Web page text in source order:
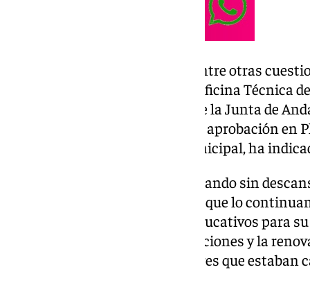
García-Pelayo ha adelantado, entre otras
la presentación en breve de la Oficina Técnica
Duque, la redacción por parte de la Junta de
de San Juan de Dios, la próxima aprobación en
y la presentación de la APP municipal, ha
«Llevamos todo el verano trabajando sin
iniciamos el curso político sino que lo
intensamente en los centros educativos para
escolar con más de 1.000 actuaciones y la
papeleras, bancos o los extintores que estaban